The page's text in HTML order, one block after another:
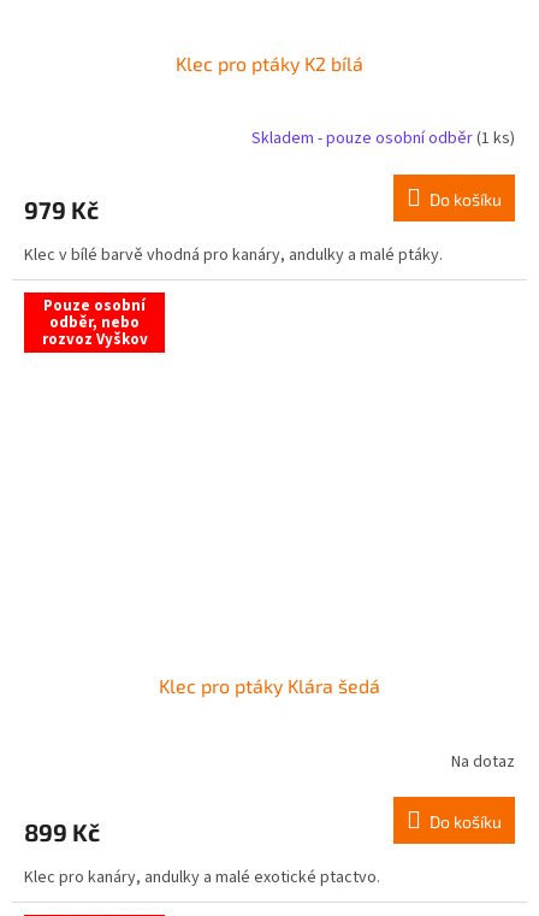
Klec pro ptáky K2 bílá
Skladem - pouze osobní odběr(1 ks)
979 Kč Do košíku
Klec v bílé barvě vhodná pro kanáry, andulky a malé ptáky.
Pouze osobní
odběr, nebo
rozvoz Vyškov
Klec pro ptáky Klára šedá
Na dotaz
899 Kč Do košíku
Klec pro kanáry, andulky a malé exotické ptactvo.